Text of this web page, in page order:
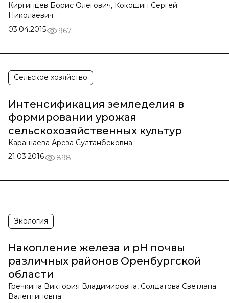
Киргинцев Борис Олегович, Кокошин Сергей
Николаевич
03.04.2015
967
Сельское хозяйство
Интенсификация земледелия в
формировании урожая
сельскохозяйственных культур
Карашаева Ареза Султанбековна
21.03.2016
898
Экология
Накопление железа и pH почвы
различных районов Оренбургской
области
Гречкина Виктория Владимировна, Солдатова Светлана
Валентиновна